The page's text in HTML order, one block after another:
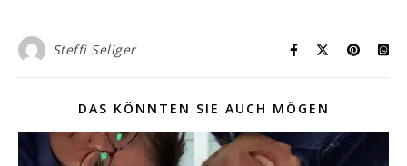
Steffi Seliger
DAS KÖNNTEN SIE AUCH MÖGEN